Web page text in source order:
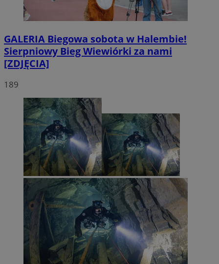
GALERIA Biegowa sobota w Halembie!
Sierpniowy Bieg Wiewiórki za nami
[ZDJĘCIA]
189